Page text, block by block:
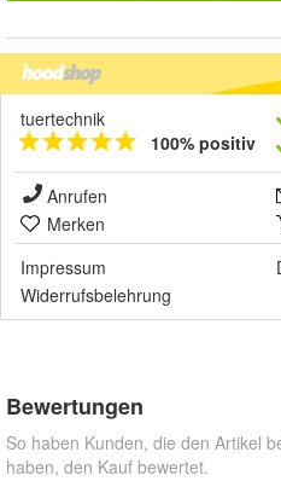
tuertechnik
100% positiv
Anrufen
Merken
Impressum
Widerrufsbelehrung
Bewertungen
So haben Kunden, die den Artikel
haben, den Kauf bewertet.